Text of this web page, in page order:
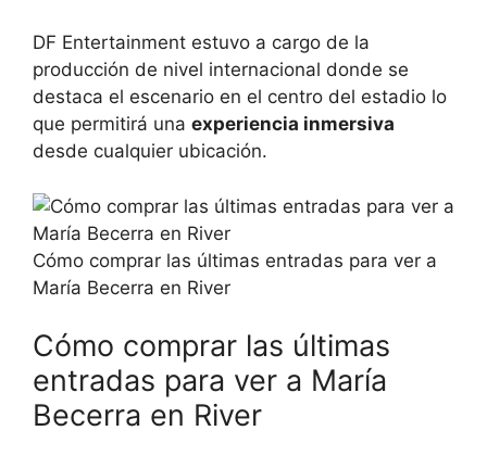
DF Entertainment estuvo a cargo de la
producción de nivel internacional donde se
destaca el escenario en el centro del estadio lo
que permitirá una experiencia inmersiva
desde cualquier ubicación.
Cómo comprar las últimas entradas para ver a
María Becerra en River
Cómo comprar las últimas
entradas para ver a María
Becerra en River